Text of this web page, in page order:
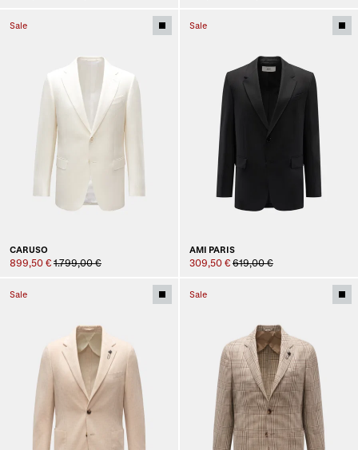
Sale
CARUSO
899,50 € 1.799,00 €
Sale
AMI PARIS
309,50 € 619,00 €
Sale Sale